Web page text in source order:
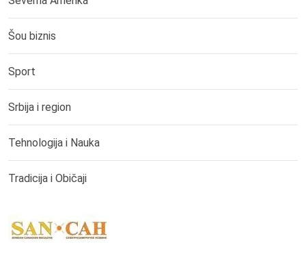
Šou biznis
Sport
Srbija i region
Tehnologija i Nauka
Tradicija i Običaji